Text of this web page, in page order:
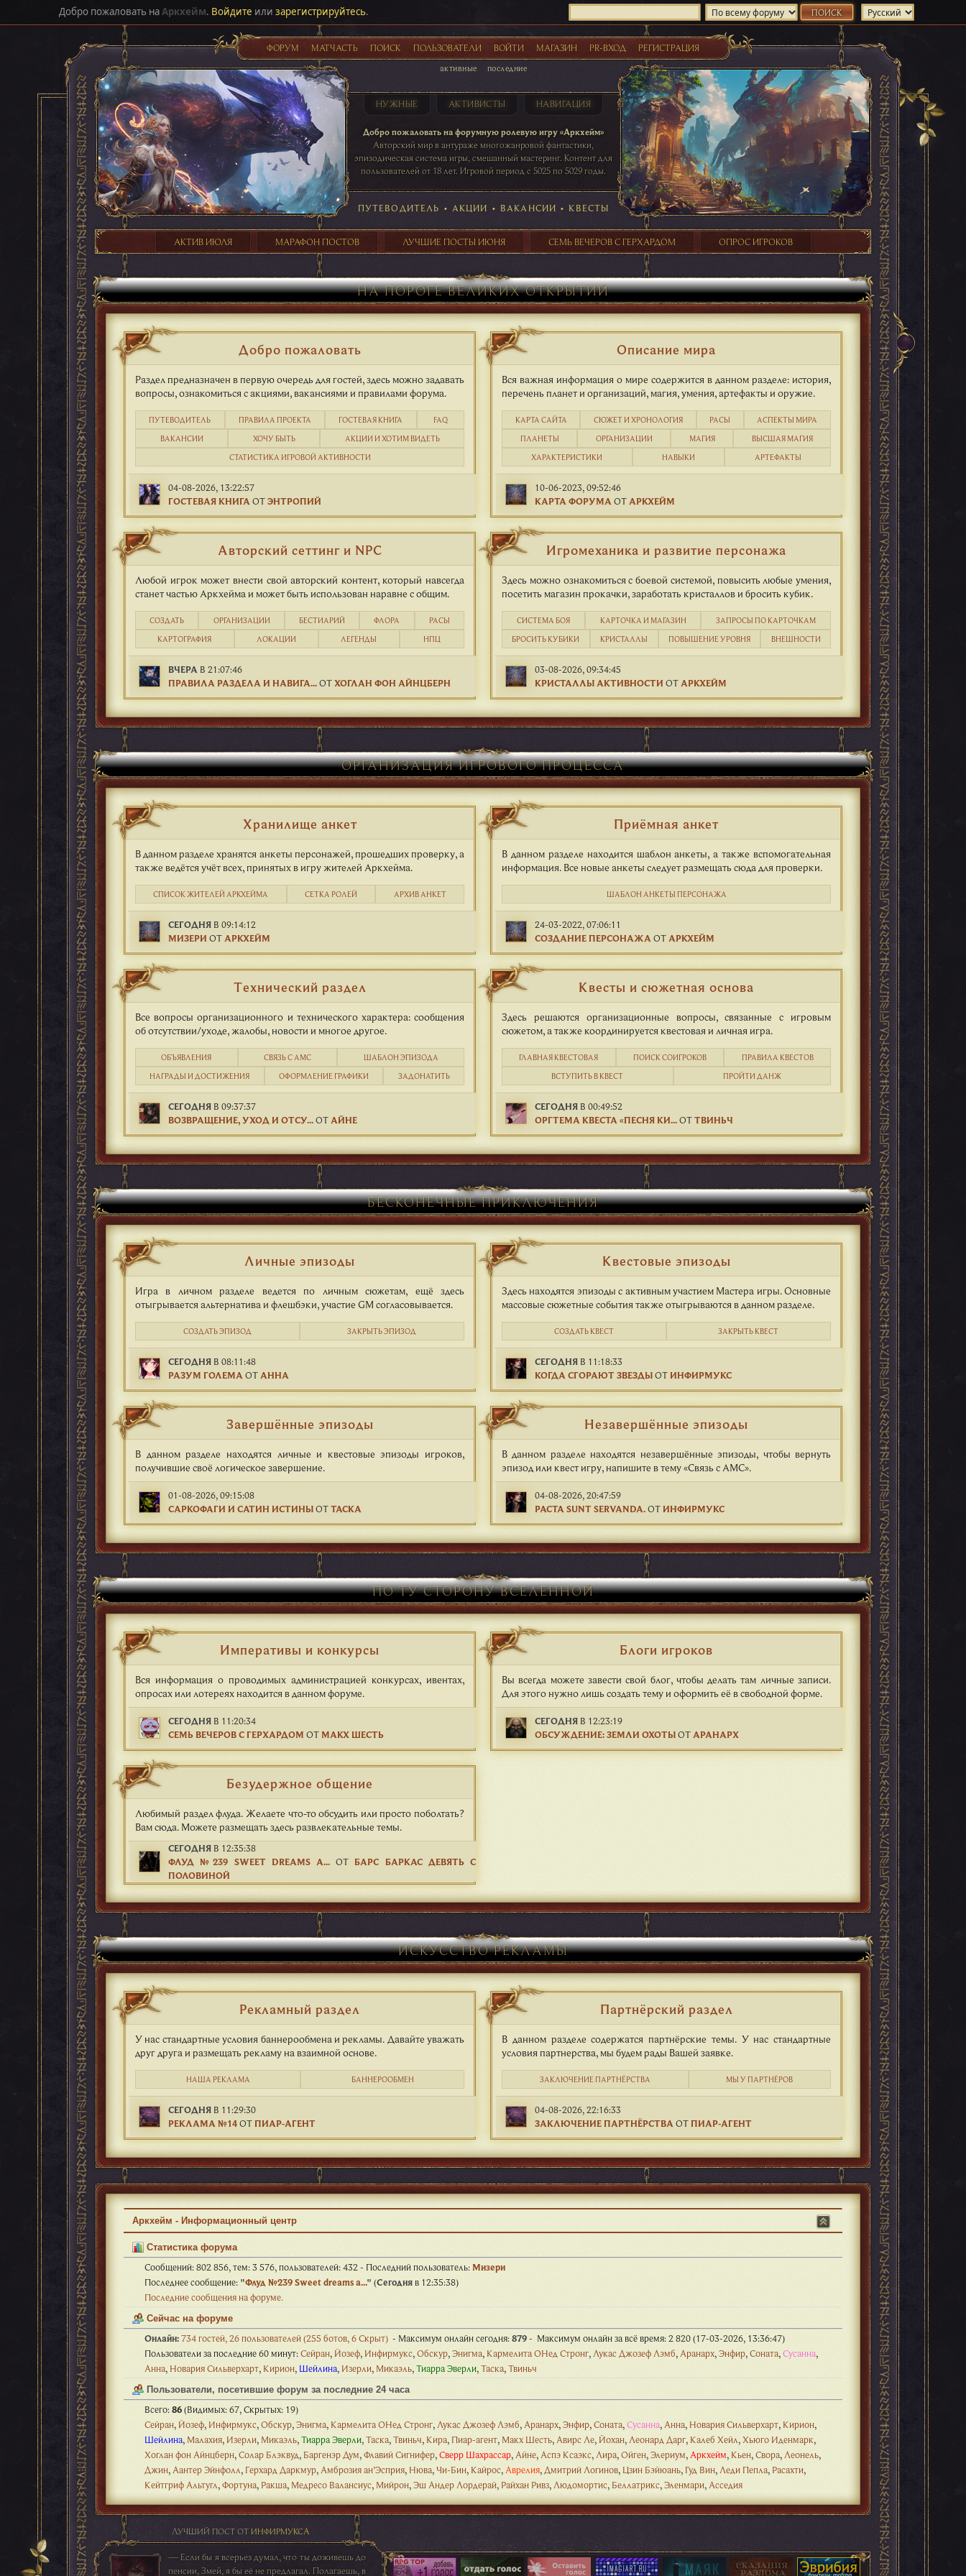
Добро пожаловать наАркхейм. Войдите или зарегистрируйтесь.
ФОРУМ МАТЧАСТЬ ПОИСК ПОЛЬЗОВАТЕЛИ ВОЙТИ МАГАЗИН PR-ВХОД РЕГИСТРАЦИЯ
активные последние
НУЖНЫЕ АКТИВИСТЫ НАВИГАЦИЯ
Добро пожаловать на форумную ролевую игру «Аркхейм»
Авторский мир в антураже многожанровой фантастики,
эпизодическая система игры, смешанный мастеринг. Контент для
пользователей от 18 лет. Игровой период с 5025 по 5029 годы.
таблице игровой активности
41 ПОСТОВ 31 ПОСТОВ 29 ПОСТОВ 24 ПОСТОВ
ПУТЕВОДИТЕЛЬ • АКЦИИ • ВАКАНСИИ • КВЕСТЫ
АКТИВ ИЮЛЯ МАРАФОН ПОСТОВ ЛУЧШИЕ ПОСТЫ ИЮНЯ СЕМЬ ВЕЧЕРОВ С ГЕРХАРДОМ ОПРОС ИГРОКОВ
НА ПОРОГЕ ВЕЛИКИХ ОТКРЫТИЙ
Добро пожаловать
Раздел предназначен в первую очередь для гостей, здесь можно задавать
вопросы, ознакомиться с акциями, вакансиями и правилами форума.
ПУТЕВОДИТЕЛЬ ПРАВИЛА ПРОЕКТА ГОСТЕВАЯ КНИГА
FAQ
ВАКАНСИИ
ХОЧУ БЫТЬ
АКЦИИ И ХОТИМ ВИДЕТЬ
СТАТИСТИКА ИГРОВОЙ АКТИВНОСТИ
04-08-2026, 13:22:57
ГОСТЕВАЯ КНИГА ОТЭНТРОПИЙ
Описание мира
Вся важная информация о мире содержится в данном разделе: история,
перечень планет и организаций, магия, умения, артефакты и оружие.
КАРТА САЙТА CЮЖЕТ И ХРОНОЛОГИЯ РАСЫ
АСПЕКТЫ МИРА
ПЛАНЕТЫ
ОРГАНИЗАЦИИ МАГИЯ
ВЫСШАЯ МАГИЯ
ХАРАКТЕРИСТИКИ
НАВЫКИ АРТЕФАКТЫ
10-06-2023, 09:52:46
КАРТА ФОРУМА ОТ АРКХЕЙМ
Авторский сеттинг и NPC
Любой игрок может внести свой авторский контент, который навсегда
станет частью Аркхейма и может быть использован наравне с общим.
СОЗДАТЬ ОРГАНИЗАЦИИ БЕСТИАРИЙ ФЛОРА
РАСЫ
КАРТОГРАФИЯ
ЛОКАЦИИ ЛЕГЕНДЫ НПЦ
ВЧЕРА В 21:07:46
ПРАВИЛА РАЗДЕЛА И НАВИГА...ОТХОГЛАН ФОН АЙНЦБЕРН
Игромеханика и развитие персонажа
Здесь можно ознакомиться с боевой системой, повысить любые умения,
посетить магазин прокачки, заработать кристаллов и бросить кубик.
СИСТЕМА БОЯ КАРТОЧКА И МАГАЗИН
ЗАПРОСЫ ПО КАРТОЧКАМ
БРОСИТЬ КУБИКИ
КРИСТАЛЛЫ ПОВЫШЕНИЕ УРОВНЯ ВНЕШНОСТИ
03-08-2026, 09:34:45
КРИСТАЛЛЫ АКТИВНОСТИ ОТ АРКХЕЙМ
ОРГАНИЗАЦИЯ ИГРОВОГО ПРОЦЕССА
Хранилище анкет
В данном разделе хранятся анкеты персонажей, прошедших проверку, а
также ведётся учёт всех, принятых в игру жителей Аркхейма.
СПИСОК ЖИТЕЛЕЙ АРКХЕЙМА СЕТКА РОЛЕЙ АРХИВ АНКЕТ
СЕГОДНЯ В 09:14:12
МИЗЕРИ ОТ АРКХЕЙМ
Приёмная анкет
В данном разделе находится шаблон анкеты, а также вспомогательная
информация. Все новые анкеты следует размещать сюда для проверки.
ШАБЛОН АНКЕТЫ ПЕРСОНАЖА
24-03-2022, 07:06:11
СОЗДАНИЕ ПЕРСОНАЖА ОТ АРКХЕЙМ
Технический раздел
Все вопросы организационного и технического характера: сообщения
об отсутствии/уходе, жалобы, новости и многое другое.
ОБЪЯВЛЕНИЯ СВЯЗЬ С АМС
ШАБЛОН ЭПИЗОДА
НАГРАДЫ И ДОСТИЖЕНИЯ
ОФОРМЛЕНИЕ ГРАФИКИ ЗАДОНАТИТЬ
СЕГОДНЯ В 09:37:37
ВОЗВРАЩЕНИЕ, УХОД И ОТСУ...ОТ АЙНЕ
Квесты и сюжетная основа
Здесь решаются организационные вопросы, связанные с игровым
сюжетом, а также координируется квестовая и личная игра.
ГЛАВНАЯ КВЕСТОВАЯ ПОИСК СОИГРОКОВ
ПРАВИЛА КВЕСТОВ
ВСТУПИТЬ В КВЕСТ
ПРОЙТИ ДАНЖ
СЕГОДНЯ В 00:49:52
ОРГТЕМА КВЕСТА «ПЕСНЯ КИ...ОТТВИНЬЧ
БЕСКОНЕЧНЫЕ ПРИКЛЮЧЕНИЯ
Личные эпизоды
Игра в личном разделе ведется по личным сюжетам, ещё здесь
отыгрывается альтернатива и флешбэки, участие GM согласовывается.
СОЗДАТЬ ЭПИЗОД ЗАКРЫТЬ ЭПИЗОД
СЕГОДНЯ В 08:11:48
РАЗУМ ГОЛЕМА ОТ АННА
Квестовые эпизоды
Здесь находятся эпизоды с активным участием Мастера игры. Основные
массовые сюжетные события также отыгрываются в данном разделе.
СОЗДАТЬ КВЕСТ ЗАКРЫТЬ КВЕСТ
СЕГОДНЯ В 11:18:33
КОГДА СГОРАЮТ ЗВЕЗДЫОТИНФИРМУКС
Завершённые эпизоды
В данном разделе находятся личные и квестовые эпизоды игроков,
получившие своё логическое завершение.
01-08-2026, 09:15:08
САРКОФАГИ И САТИН ИСТИНЫОТТАСКА
Незавершённые эпизоды
В данном разделе находятся незавершённые эпизоды, чтобы вернуть
эпизод или квест игру, напишите в тему «Связь с АМС».
04-08-2026, 20:47:59
PACTA SUNT SERVANDA.ОТИНФИРМУКС
ПО ТУ СТОРОНУ ВСЕЛЕННОЙ
Императивы и конкурсы
Вся информация о проводимых администрацией конкурсах, ивентах,
опросах или лотереях находится в данном форуме.
СЕГОДНЯ В 11:20:34
СЕМЬ ВЕЧЕРОВ С ГЕРХАРДОМ ОТ МАКХ ШЕСТЬ
Блоги игроков
Вы всегда можете завести свой блог, чтобы делать там личные записи.
Для этого нужно лишь создать тему и оформить её в свободной форме.
СЕГОДНЯ В 12:23:19
ОБСУЖДЕНИЕ: ЗЕМЛИ ОХОТЫОТ АРАНАРХ
Безудержное общение
Любимый раздел флуда. Желаете что-то обсудить или просто поболтать?
Вам сюда. Можете размещать здесь развлекательные темы.
СЕГОДНЯ В 12:35:38
ФЛУД №239 SWEET DREAMS A...
ОТБАРС БАРКАС ДЕВЯТЬ С
ПОЛОВИНОЙ
ИСКУССТВО РЕКЛАМЫ
Рекламный раздел
У нас стандартные условия баннерообмена и рекламы. Давайте уважать
друг друга и размещать рекламу на взаимной основе.
НАША РЕКЛАМА БАННЕРООБМЕН
СЕГОДНЯ В 11:29:30
РЕКЛАМА №14ОТПИАР-АГЕНТ
Партнёрский раздел
В данном разделе содержатся партнёрские темы. У нас стандартные
условия партнерства, мы будем рады Вашей заявке.
ЗАКЛЮЧЕНИЕ ПАРТНЁРСТВА МЫ У ПАРТНЁРОВ
04-08-2026, 22:16:33
ЗАКЛЮЧЕНИЕ ПАРТНЁРСТВА ОТПИАР-АГЕНТ
Аркхейм - Информационный центр
Статистика форума
Сообщений: 802 856, тем: 3 576, пользователей: 432 - Последний пользователь: Mизери
Последнее сообщение: "Флуд №239 Sweet dreams a..." (Сегодняв 12:35:38)
Последние сообщения на форуме.
Сейчас на форуме
Онлайн:734 гостей, 26 пользователей (255 ботов, 6 Скрыт) - Максимум онлайн сегодня:879- Максимум онлайн за всё время: 2 820 (17-03-2026, 13:36:47)
Пользователи за последние 60 минут:Сейран, Йозеф, Инфирмукс, Обскур, Энигма, Кармелита ОНед Стронг, Лукас Джозеф Лэмб, Аранарх, Энфир, Соната, Сусанна,
Анна, Новария Сильверхарт, Кирион, Шейлина, Изерли, Микаэль, Тиарра Эверли, Таска, Твиньч
Пользователи, посетившие форум за последние 24 часа
Всего:86(Видимых: 67, Скрытых: 19)
Сейран, Йозеф, Инфирмукс, Обскур, Энигма, Кармелита ОНед Стронг, Лукас Джозеф Лэмб, Аранарх, Энфир, Соната, Сусанна, Анна, Новария Сильверхарт, Кирион,
Шейлина, Малахия, Изерли, Микаэль, Тиарра Эверли, Таска, Твиньч, Кира, Пиар-агент, Макх Шесть, Авирс Ле, Йохан, Леонард Дарг, Калеб Хейл, Хьюго Иденмарк,
Хоглан фон Айнцберн, Солар Блэквуд, Баргенэр Дум, Флавий Сигнифер, Сверр Шахрассар, Айне, Аспэ Ксаэкс, Лира, Ойген, Элериум, Аркхейм, Кьен, Свора, Леонель,
Джин, Аантер Эйнфолл, Герхард Даркмур, Амброзия ан’Эсприя, Нюва, Чи-Бин, Кайрос, Аврелия, Дмитрий Логинов, Цзин Бэйюань, Гуд Вин, Леди Пепла, Расахти,
Кейтгриф Альтугл, Фортуна, Ракша, Медресо Валансиус, Мийрон, Эш Андер Лордерай, Райхан Ривз, Людомортис, Беллатрикс, Эленмари, Асседия
ЛУЧШИЙ ПОСТ ОТ ИНФИРМУКСА
— Если бы я всерьез думал, что ты доживешь до
пенсии, Змей, я бы её не предлагал. Полагаешь, в